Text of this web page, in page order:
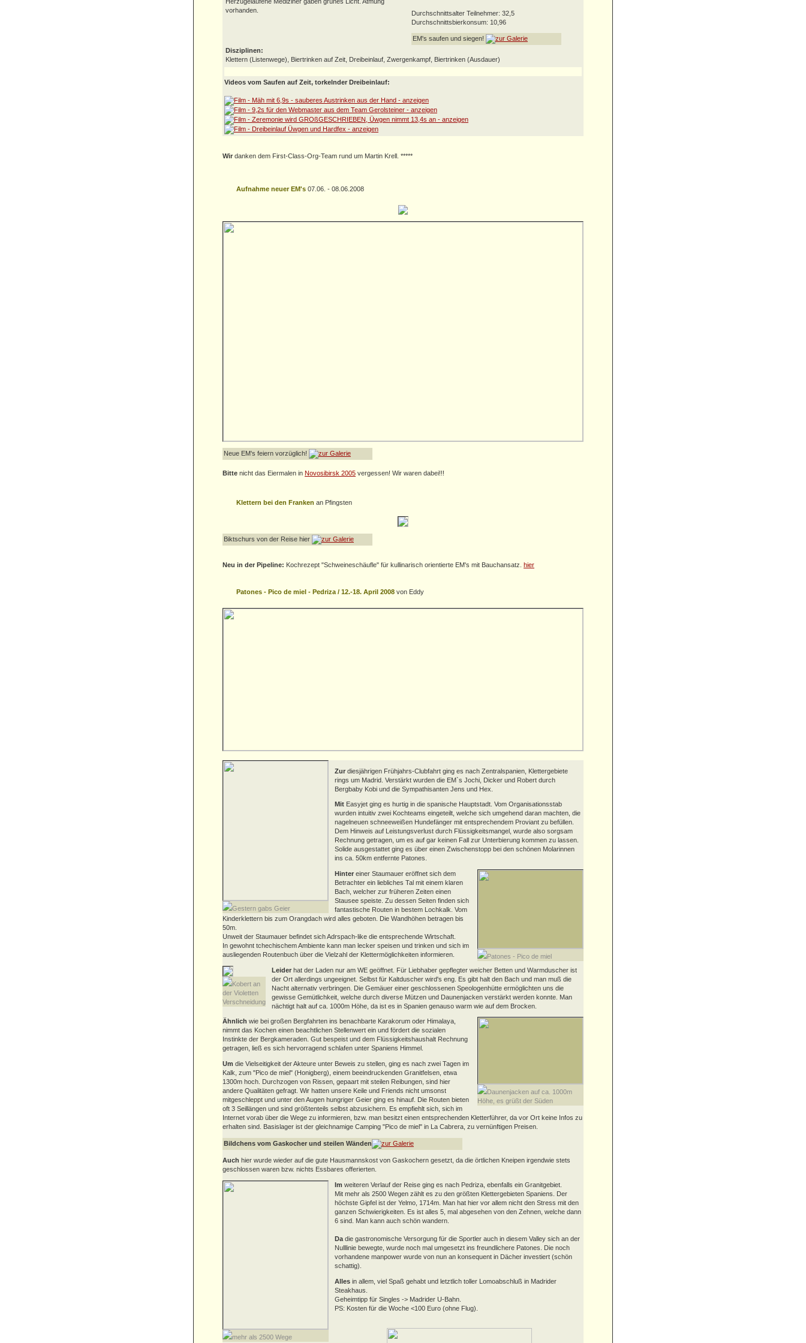
vorhanden.
Durchschnittsalter Teilnehmer: 32,5
Durchschnittsbierkonsum: 10,96
EM's saufen und siegen!
Disziplinen:
Klettern (Listenwege), Biertrinken auf Zeit, Dreibeinlauf, Zwergenkampf, Biertrinken (Ausdauer)
Videos vom Saufen auf Zeit, torkelnder Dreibeinlauf:
Wir danken dem First-Class-Org-Team rund um Martin Krell. *****
Aufnahme neuer EM's 07.06. - 08.06.2008
Neue EM's feiern vorzüglich!
Bitte nicht das Eiermalen in Novosibirsk 2005 vergessen! Wir waren dabei!!!
Klettern bei den Franken an Pfingsten
Biktschurs von der Reise hier
Neu in der Pipeline: Kochrezept "Schweineschäufle" für kullinarisch orientierte EM's mit Bauchansatz. hier
Patones - Pico de miel - Pedriza / 12.-18. April 2008 von Eddy
Gestern gabs Geier
Zur diesjährigen Frühjahrs-Clubfahrt ging es nach Zentralspanien, Klettergebiete
rings um Madrid. Verstärkt wurden die EM`s Jochi, Dicker und Robert durch
Bergbaby Kobi und die Sympathisanten Jens und Hex.
Mit Easyjet ging es hurtig in die spanische Hauptstadt. Vom Organisationsstab
wurden intuitiv zwei Kochteams eingeteilt, welche sich umgehend daran machten, die
nagelneuen schneeweißen Hundefänger mit entsprechendem Proviant zu befüllen.
Dem Hinweis auf Leistungsverlust durch Flüssigkeitsmangel, wurde also sorgsam
Rechnung getragen, um es auf gar keinen Fall zur Unterbierung kommen zu lassen.
Solide ausgestattet ging es über einen Zwischenstopp bei den schönen Molarinnen
ins ca. 50km entfernte Patones.
Patones - Pico de miel
Hinter einer Staumauer eröffnet sich dem
Betrachter ein liebliches Tal mit einem klaren
Bach, welcher zur früheren Zeiten einen
Stausee speiste. Zu dessen Seiten finden sich
fantastische Routen in bestem Lochkalk. Vom
Kinderklettern bis zum Orangdach wird alles geboten. Die Wandhöhen betragen bis
50m.
Unweit der Staumauer befindet sich Adrspach-like die entsprechende Wirtschaft.
In gewohnt tchechischem Ambiente kann man lecker speisen und trinken und sich im
ausliegenden Routenbuch über die Vielzahl der Klettermöglichkeiten informieren.
Kobert an
der Violetten
Verschneidung
Leider hat der Laden nur am WE geöffnet. Für Liebhaber gepflegter weicher Betten und Warmduscher ist
der Ort allerdings ungeeignet. Selbst für Kaltduscher wird's eng. Es gibt halt den Bach und man muß die
Nacht alternativ verbringen. Die Gemäuer einer geschlossenen Speologenhütte ermöglichten uns die
gewisse Gemütlichkeit, welche durch diverse Mützen und Daunenjacken verstärkt werden konnte. Man
nächtigt halt auf ca. 1000m Höhe, da ist es in Spanien genauso warm wie auf dem Brocken.
Daunenjacken auf ca. 1000m
Höhe, es grüßt der Süden
Ähnlich wie bei großen Bergfahrten ins benachbarte Karakorum oder Himalaya,
nimmt das Kochen einen beachtlichen Stellenwert ein und fördert die sozialen
Instinkte der Bergkameraden. Gut bespeist und dem Flüssigkeitshaushalt Rechnung
getragen, ließ es sich hervorragend schlafen unter Spaniens Himmel.
Um die Vielseitigkeit der Akteure unter Beweis zu stellen, ging es nach zwei Tagen im
Kalk, zum "Pico de miel" (Honigberg), einem beeindruckenden Granitfelsen, etwa
1300m hoch. Durchzogen von Rissen, gepaart mit steilen Reibungen, sind hier
andere Qualitäten gefragt. Wir hatten unsere Keile und Friends nicht umsonst
mitgeschleppt und unter den Augen hungriger Geier ging es hinauf. Die Routen bieten
oft 3 Seillängen und sind größtenteils selbst abzusichern. Es empfiehlt sich, sich im
Internet vorab über die Wege zu informieren, bzw. man besitzt einen entsprechenden Kletterführer, da vor Ort keine Infos zu
erhalten sind. Basislager ist der gleichnamige Camping "Pico de miel" in La Cabrera, zu vernünftigen Preisen.
Bildchens vom Gaskocher und steilen Wänden
Auch hier wurde wieder auf die gute Hausmannskost von Gaskochern gesetzt, da die örtlichen Kneipen irgendwie stets
geschlossen waren bzw. nichts Essbares offerierten.
mehr als 2500 Wege
Im weiteren Verlauf der Reise ging es nach Pedriza, ebenfalls ein Granitgebiet.
Mit mehr als 2500 Wegen zählt es zu den größten Klettergebieten Spaniens. Der
höchste Gipfel ist der Yelmo, 1714m. Man hat hier vor allem nicht den Stress mit den
ganzen Schwierigkeiten. Es ist alles 5, mal abgesehen von den Zehnen, welche dann
6 sind. Man kann auch schön wandern.
Da die gastronomische Versorgung für die Sportler auch in diesem Valley sich an der
Nulllinie bewegte, wurde noch mal umgesetzt ins freundlichere Patones. Die noch
vorhandene manpower wurde von nun an konsequent in Dächer investiert (schön
schattig).
Alles in allem, viel Spaß gehabt und letztlich toller Lomoabschluß in Madrider
Steakhaus.
Geheimtipp für Singles -> Madrider U-Bahn.
PS: Kosten für die Woche <100 Euro (ohne Flug).